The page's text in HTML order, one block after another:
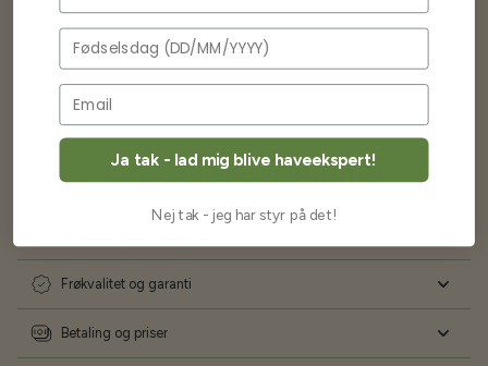
Karsten Larsen
Ofte stillede spørgsmål
Frøkvalitet og garanti
Betaling og priser
Fødselsdag
Ja tak - lad mig blive haveekspert!
Nej tak - jeg har styr på det!